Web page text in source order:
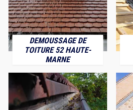
DEMOUSSAGE DE
TOITURE 52 HAUTE-
MARNE